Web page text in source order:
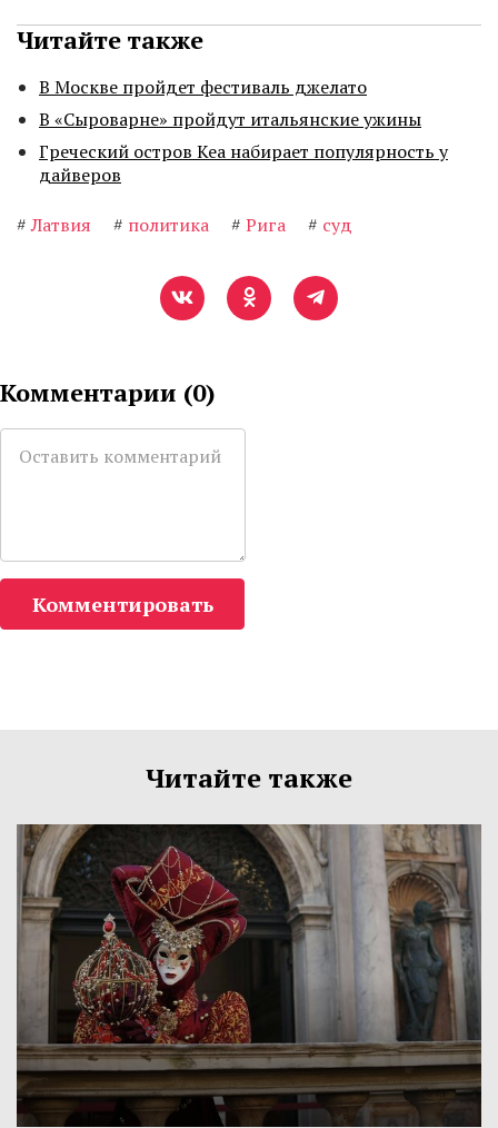
Читайте также
В Москве пройдет фестиваль джелато
В «Сыроварне» пройдут итальянские ужины
Греческий остров Кеа набирает популярность у
дайверов
# Латвия # политика # Рига # суд
Комментарии (0)
Комментировать
Читайте также